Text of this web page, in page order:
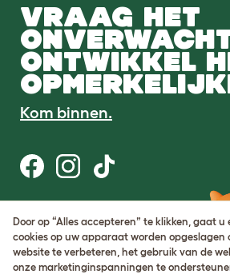
VRAAG HET
ONTWIKKEL
Kom binnen.
Gebruiksvoorwaarden
Cookie & privacybeleid
Cookie Settings
Sitemap
Door op “Alles accepteren” te klikken, gaat
cookies op uw apparaat worden opgeslagen
website te verbeteren, het gebruik van de
onze marketinginspanningen te